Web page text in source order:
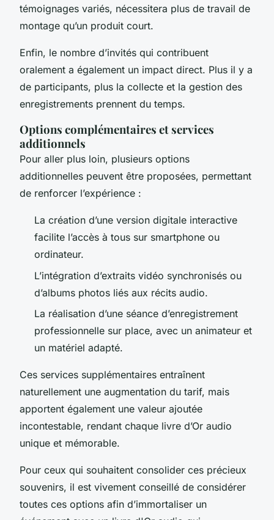
témoignages variés, nécessitera plus de travail de
montage qu’un produit court.
Enfin, le nombre d’invités qui contribuent
oralement a également un impact direct. Plus il y a
de participants, plus la collecte et la gestion des
enregistrements prennent du temps.
Options complémentaires et services
additionnels
Pour aller plus loin, plusieurs options
additionnelles peuvent être proposées, permettant
de renforcer l’expérience :
La création d’une version digitale interactive
facilite l’accès à tous sur smartphone ou
ordinateur.
L’intégration d’extraits vidéo synchronisés ou
d’albums photos liés aux récits audio.
La réalisation d’une séance d’enregistrement
professionnelle sur place, avec un animateur et
un matériel adapté.
Ces services supplémentaires entraînent
naturellement une augmentation du tarif, mais
apportent également une valeur ajoutée
incontestable, rendant chaque livre d’Or audio
unique et mémorable.
Pour ceux qui souhaitent consolider ces précieux
souvenirs, il est vivement conseillé de considérer
toutes ces options afin d’immortaliser un